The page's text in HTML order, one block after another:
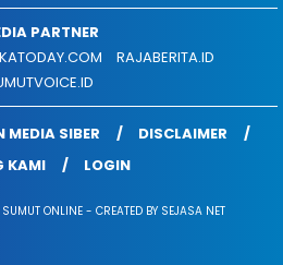
PARTNER
RAJABERITA.ID
MEDIA SIBER
DISCLAIMER
KAMI
LOGIN
ONLINE - CREATED BY SEJASA NET